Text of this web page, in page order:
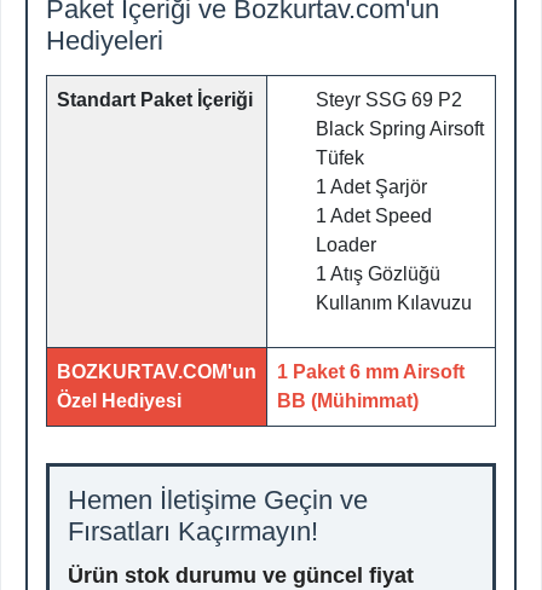
Paket İçeriği ve Bozkurtav.com'un
Hediyeleri
Standart Paket İçeriği
Steyr SSG 69 P2
Black Spring Airsoft
Tüfek
1 Adet Şarjör
1 Adet Speed
Loader
1 Atış Gözlüğü
Kullanım Kılavuzu
BOZKURTAV.COM'un
Özel Hediyesi
1 Paket 6 mm Airsoft
BB (Mühimmat)
Hemen İletişime Geçin ve
Fırsatları Kaçırmayın!
Ürün stok durumu ve güncel fiyat